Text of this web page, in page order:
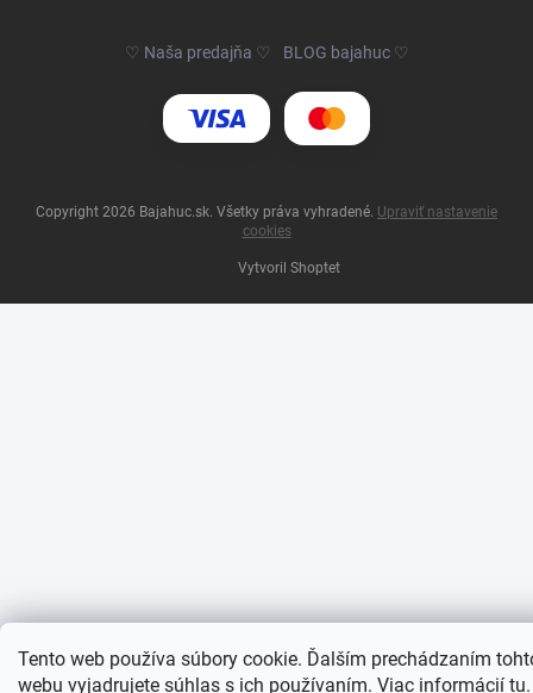
Tento web používa súbory cookie. Ďalším prechádzaním
webu vyjadrujete súhlas s ich používaním. Viac informácií tu.
♡ Naša predajňa ♡ BLOG bajahuc ♡
Vytvoril Shoptet
Copyright 2026 Bajahuc.sk . Všetky práva vyhradené. Upraviť nastavenie
cookies